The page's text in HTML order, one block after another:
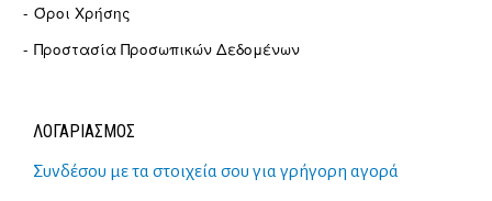
Όροι Χρήσης
Προστασία Προσωπικών Δεδομένων
ΛΟΓΑΡΙΑΣΜΟΣ
Συνδέσου με τα στοιχεία σου για γρήγορη αγορά